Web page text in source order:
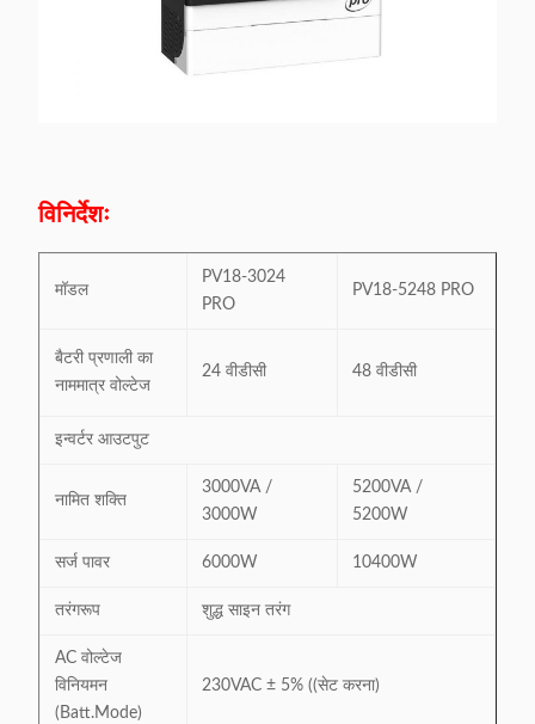
विनिर्देशः
मॉडल
PV18-3024
PRO
PV18-5248 PRO
बैटरी प्रणाली का
नाममात्र वोल्टेज
24 वीडीसी 48 वीडीसी
इन्वर्टर आउटपुट
नामित शक्ति
3000VA /
3000W
5200VA /
5200W
सर्ज पावर 6000W 10400W
तरंगरूप शुद्ध साइन तरंग
AC वोल्टेज
विनियमन
(Batt.Mode)
230VAC ± 5% ((सेट करना)